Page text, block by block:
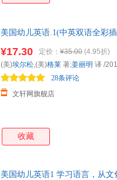
《美国幼儿英语3》为本套教材
的整体，它们共同初现了多彩
在故事情节和句子的复杂程度
却毫无察觉，教
美国幼儿英语.1(中英双语全彩
¥17.30 定价： ¥35.00 (4.95折)
文轩网旗舰店
28条评论
(美)埃尔松,(美)格莱 著;姜丽明 译 /
收藏
美国幼儿英语1 学习语言，从